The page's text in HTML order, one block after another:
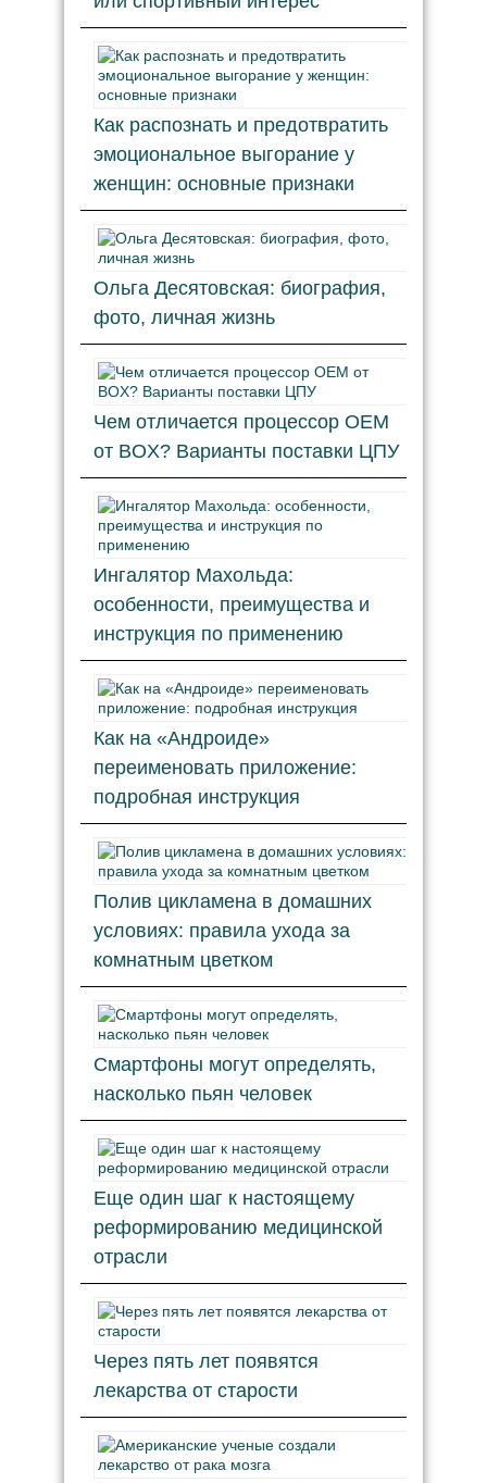
Как распознать и предотвратить
эмоциональное выгорание у
женщин: основные признаки
Ольга Десятовская: биография,
фото, личная жизнь
Чем отличается процессор OEM
от BOX? Варианты поставки ЦПУ
Ингалятор Махольда:
особенности, преимущества и
инструкция по применению
Как на «Андроиде»
переименовать приложение:
подробная инструкция
Полив цикламена в домашних
условиях: правила ухода за
комнатным цветком
Смартфоны могут определять,
насколько пьян человек
Еще один шаг к настоящему
реформированию медицинской
отрасли
Через пять лет появятся
лекарства от старости